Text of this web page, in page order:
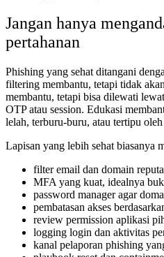
Jangan hanya
pertahanan
Phishing yang sehat ditangani
filtering membantu, tetapi tidak
membantu, tetapi bisa dilewati
OTP atau session. Edukasi
lelah, terburu-buru, atau tertipu
Lapisan yang lebih sehat biasanya
filter email dan domain
MFA yang kuat, idealnya
password manager agar
pembatasan akses
review permission aplikasi
logging login dan aktivitas
kanal pelaporan phishing